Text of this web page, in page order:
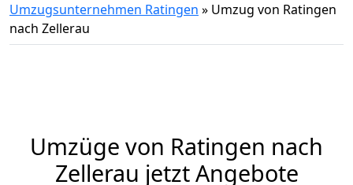
Umzugsunternehmen Ratingen » Umzug von Ratingen
nach Zellerau
Umzüge von Ratingen nach
Zellerau jetzt Angebote